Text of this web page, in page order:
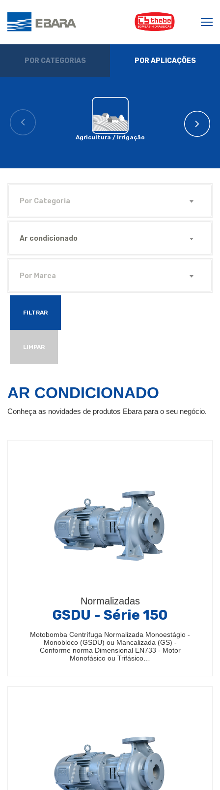
POR CATEGORIAS POR APLICAÇÕES
Agricultura / Irrigação
Por Categoria
Ar condicionado
Por Marca
FILTRAR
LIMPAR
AR CONDICIONADO
Conheça as novidades de produtos Ebara para o seu negócio.
Normalizadas
GSDU - Série 150
Motobomba Centrífuga Normalizada Monoestágio -
Monobloco (GSDU) ou Mancalizada (GS) -
Conforme norma Dimensional EN733 - Motor
Monofásico ou Trifásico…